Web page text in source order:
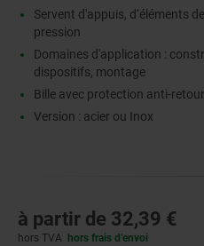
Servent d'appuis, d‘éléments
pression
Domaines d'application :
dispositifs, montage
Bille avec protection anti-
Version : acier ou Inox
à partir de 32,39 €
hors TVA hors frais d’envoi